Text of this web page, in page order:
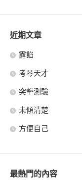
近期文章
露餡
考琴天才
突擊測驗
未傾清楚
方便自己
最熱門的內容